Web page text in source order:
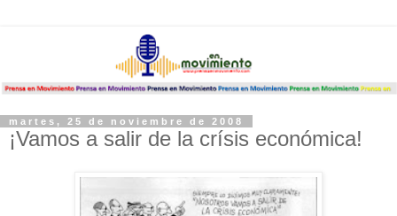
martes, 25 de noviembre de 2008
¡Vamos a salir de la crísis económica!